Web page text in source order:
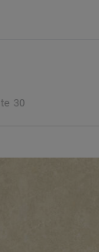
30